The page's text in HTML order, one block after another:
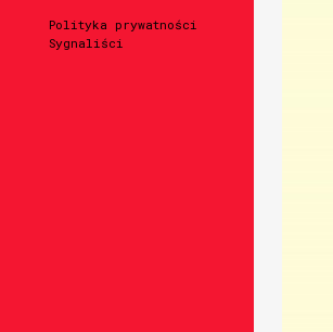
Polityka prywatności
Sygnaliści